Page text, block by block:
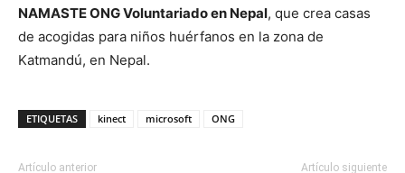
NAMASTE ONG Voluntariado en Nepal, que crea casas
de acogidas para niños huérfanos en la zona de
Katmandú, en Nepal.
ETIQUETAS kinect microsoft ONG
Artículo anterior Artículo siguiente